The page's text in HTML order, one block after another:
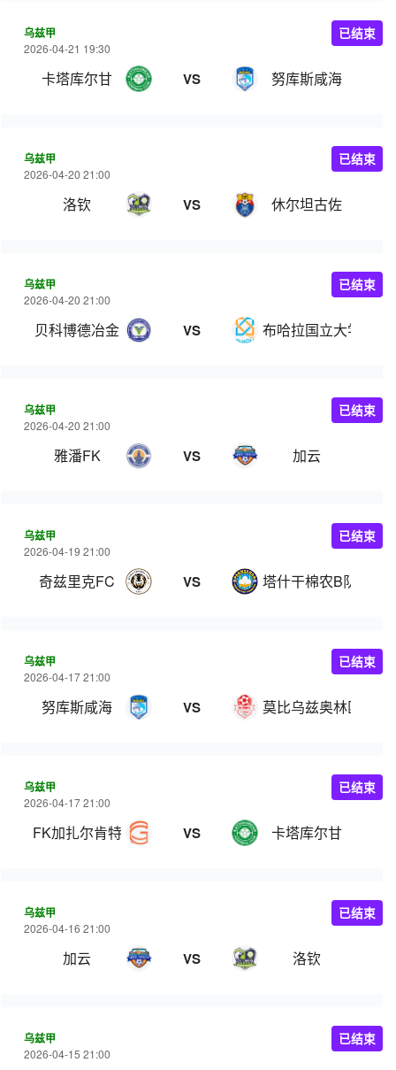
乌兹甲
2026-04-21 19:30
卡塔库尔甘 VS 努库斯咸海
已结束
乌兹甲
2026-04-20 21:00
洛钦 VS 休尔坦古佐
已结束
乌兹甲
2026-04-20 21:00
贝科博德冶金 VS 布哈拉国立大学
已结束
乌兹甲
2026-04-20 21:00
雅潘FK VS 加云
已结束
乌兹甲
2026-04-19 21:00
奇兹里克FC VS 塔什干棉农B队
已结束
乌兹甲
2026-04-17 21:00
努库斯咸海 VS 莫比乌兹奥林匹克
已结束
乌兹甲
2026-04-17 21:00
FK加扎尔肯特 VS 卡塔库尔甘
已结束
乌兹甲
2026-04-16 21:00
加云 VS 洛钦
已结束
乌兹甲
2026-04-15 21:00
已结束